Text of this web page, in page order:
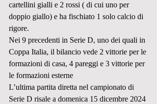
cartellini gialli e 2 rossi ( di cui uno per
doppio giallo) e ha fischiato 1 solo calcio di
rigore.
Nei 9 precedenti in Serie D, uno dei quali in
Coppa Italia, il bilancio vede 2 vittorie per le
formazioni di casa, 4 pareggi e 3 vittorie per
le formazioni esterne
L’ultima partita diretta nel campionato di
Serie D risale a domenica 15 dicembre 2024